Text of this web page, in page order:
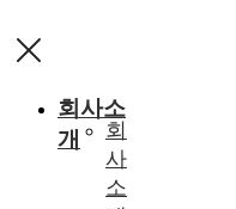
회사소
개
회
사
소